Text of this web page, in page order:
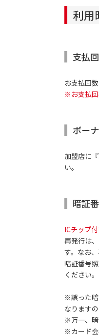
利用
支払
お支払回
※お支払回
ボー
加盟店に
い。
暗証
ICチップ
再発行は
す。なお
暗証番号
ください。
※誤った暗
なります
※万一、暗
※カード会